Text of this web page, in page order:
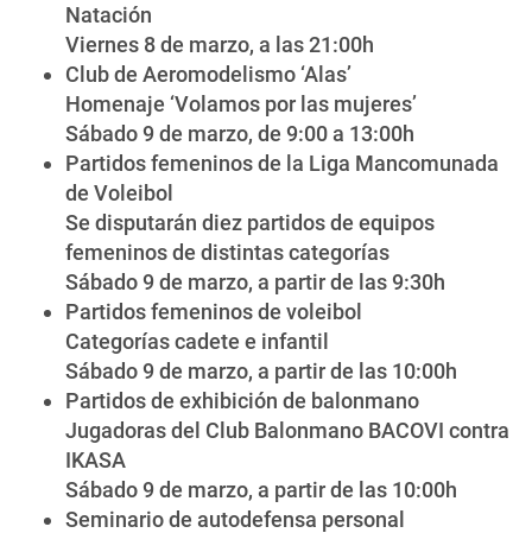
Natación
Viernes 8 de marzo, a las 21:00h
Club de Aeromodelismo ‘Alas’
Homenaje ‘Volamos por las mujeres’
Sábado 9 de marzo, de 9:00 a 13:00h
Partidos femeninos de la Liga Mancomunada
de Voleibol
Se disputarán diez partidos de equipos
femeninos de distintas categorías
Sábado 9 de marzo, a partir de las 9:30h
Partidos femeninos de voleibol
Categorías cadete e infantil
Sábado 9 de marzo, a partir de las 10:00h
Partidos de exhibición de balonmano
Jugadoras del Club Balonmano BACOVI contra
IKASA
Sábado 9 de marzo, a partir de las 10:00h
Seminario de autodefensa personal